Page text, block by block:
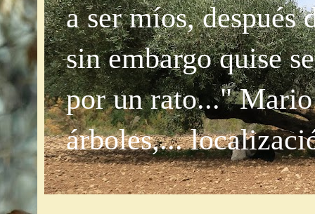
a ser míos,
sin embargo quise
por un rato..."
árboles,...